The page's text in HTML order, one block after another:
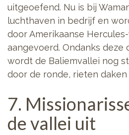
uitgeoefend. Nu is bij
luchthaven in bedrijf en
door Amerikaanse
aangevoerd. Ondanks deze
wordt de Baliemvallei nog
door de ronde, rieten daken
7.
de vallei uit